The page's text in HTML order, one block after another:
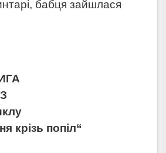
бабця зайшлася
крізь попіл“